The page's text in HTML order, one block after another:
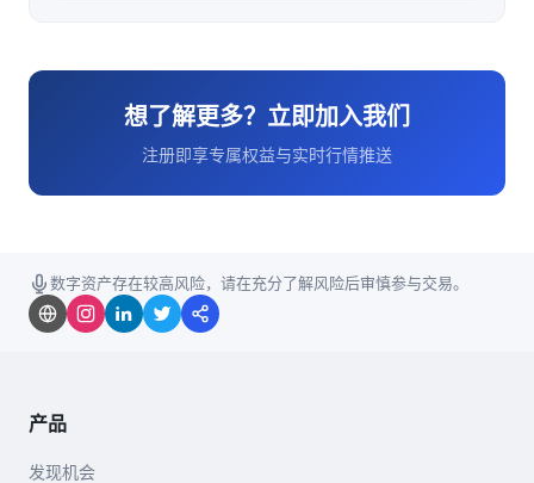
想了解更多？立即加入我们
注册即享专属权益与实时行情推送
数字资产存在较高风险，请在充分了解风险后审慎参与交易。
产品
发现机会